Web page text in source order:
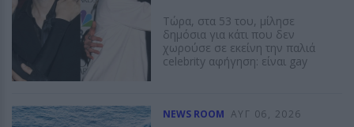
Τώρα, στα 53 του, μίλησε
δημόσια για κάτι που δεν
χωρούσε σε εκείνη την παλιά
celebrity αφήγηση: είναι gay
NEWS ROOM ΑΥΓ 06, 2026